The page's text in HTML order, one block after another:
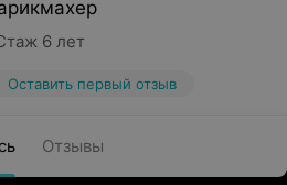
6 лет
Оставить первый отзыв
Отзывы